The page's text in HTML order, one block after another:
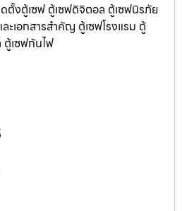
ตั้งตู้เซฟ ตู้เซฟดิจิตอล ตู้เซฟนิรภัย
ะเอกสารสำคัญ ตู้เซฟโรงแรม ตู้
ตู้เซฟกันไฟ